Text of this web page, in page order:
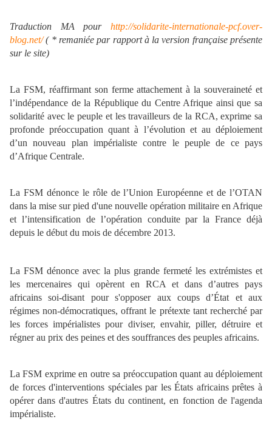
Traduction MA pour
http://solidarite-internationale-pcf.over-
blog.net/( * remaniée par rapport à la version française présente
sur le site)
La FSM, réaffirmant son ferme attachement à la souveraineté et
l’indépendance de la République du Centre Afrique ainsi que sa
solidarité avec le peuple et les travailleurs de la RCA, exprime sa
profonde préoccupation quant à l’évolution et au déploiement
d’un nouveau plan impérialiste contre le peuple de ce pays
d’Afrique Centrale.
La FSM dénonce le rôle de l’Union Européenne et de l’OTAN
dans la mise sur pied d'une nouvelle opération militaire en Afrique
et l’intensification de l’opération conduite par la France déjà
depuis le début du mois de décembre 2013.
La FSM dénonce avec la plus grande fermeté les extrémistes et
les mercenaires qui opèrent en RCA et dans d’autres pays
africains soi-disant pour s'opposer aux coups d’État et aux
régimes non-démocratiques, offrant le prétexte tant recherché par
les forces impérialistes pour diviser, envahir, piller, détruire et
régner au prix des peines et des souffrances des peuples africains.
La FSM exprime en outre sa préoccupation quant au déploiement
de forces d'interventions spéciales par les États africains prêtes à
opérer dans d'autres États du continent, en fonction de l'agenda
impérialiste.